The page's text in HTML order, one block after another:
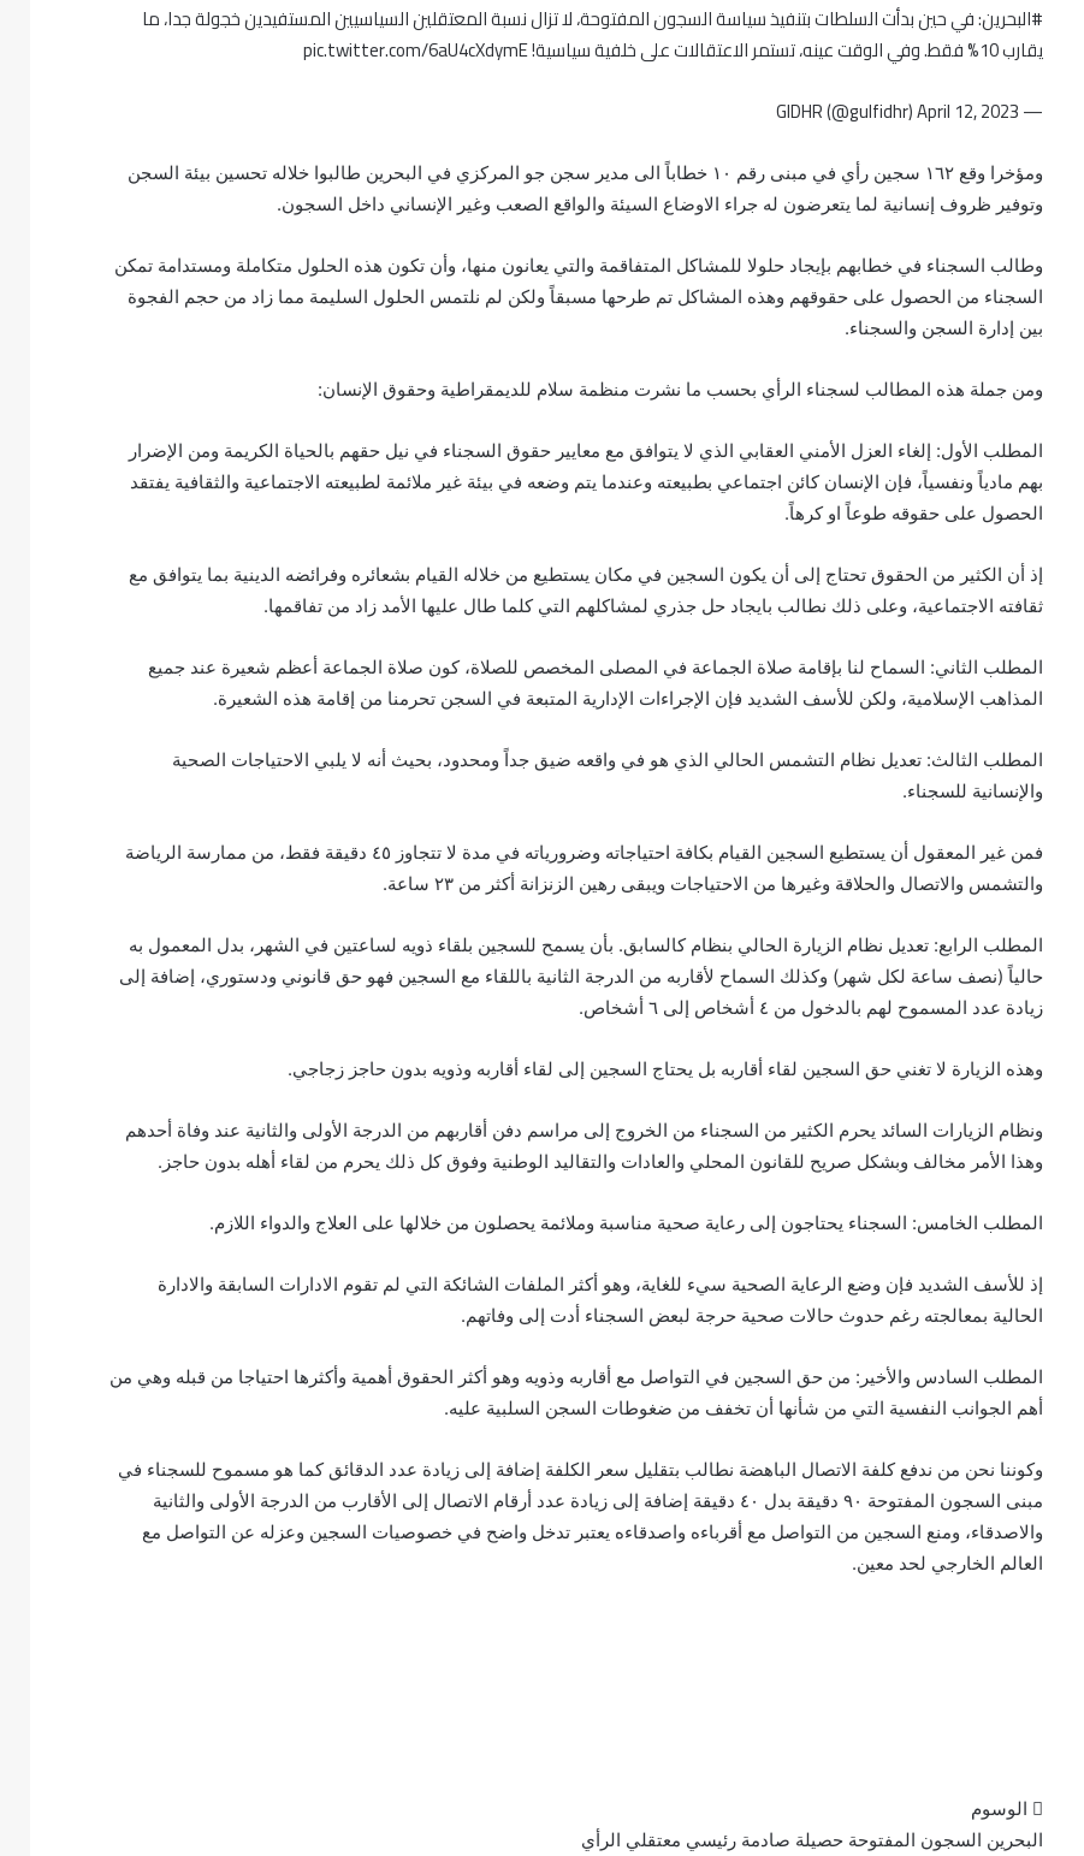
#البحرين: في حين بدأت السلطات بتنفيذ سياسة السجون المفتوحة، لا تزال نسبة المعتقلين السياسيين المستفيدين خجولة جدا، ما
يقارب 10% فقط. وفي الوقت عينه، تستمر الاعتقالات على خلفية سياسية!
pic.twitter.com/6aU4cXdymE
— GIDHR (@gulfidhr)
April 12, 2023
ومؤخرا وقع ١٦٢ سجين رأي في مبنى رقم ١٠ خطاباً الى مدير سجن جو المركزي في البحرين طالبوا خلاله تحسين بيئة السجن
وتوفير ظروف إنسانية لما يتعرضون له جراء الاوضاع السيئة والواقع الصعب وغير الإنساني داخل السجون.
وطالب السجناء في خطابهم بإيجاد حلولا للمشاكل المتفاقمة والتي يعانون منها، وأن تكون هذه الحلول متكاملة ومستدامة تمكن
السجناء من الحصول على حقوقهم وهذه المشاكل تم طرحها مسبقاً ولكن لم نلتمس الحلول السليمة مما زاد من حجم الفجوة
بين إدارة السجن والسجناء.
ومن جملة هذه المطالب لسجناء الرأي بحسب ما نشرت منظمة سلام للديمقراطية وحقوق الإنسان:
المطلب الأول: إلغاء العزل الأمني العقابي الذي لا يتوافق مع معايير حقوق السجناء في نيل حقهم بالحياة الكريمة ومن الإضرار
بهم مادياً ونفسياً، فإن الإنسان كائن اجتماعي بطبيعته وعندما يتم وضعه في بيئة غير ملائمة لطبيعته الاجتماعية والثقافية يفتقد
الحصول على حقوقه طوعاً او كرهاً.
إذ أن الكثير من الحقوق تحتاج إلى أن يكون السجين في مكان يستطيع من خلاله القيام بشعائره وفرائضه الدينية بما يتوافق مع
ثقافته الاجتماعية، وعلى ذلك نطالب بايجاد حل جذري لمشاكلهم التي كلما طال عليها الأمد زاد من تفاقمها.
المطلب الثاني: السماح لنا بإقامة صلاة الجماعة في المصلى المخصص للصلاة، كون صلاة الجماعة أعظم شعيرة عند جميع
المذاهب الإسلامية، ولكن للأسف الشديد فإن الإجراءات الإدارية المتبعة في السجن تحرمنا من إقامة هذه الشعيرة.
المطلب الثالث: تعديل نظام التشمس الحالي الذي هو في واقعه ضيق جداً ومحدود، بحيث أنه لا يلبي الاحتياجات الصحية
والإنسانية للسجناء.
فمن غير المعقول أن يستطيع السجين القيام بكافة احتياجاته وضرورياته في مدة لا تتجاوز ٤٥ دقيقة فقط، من ممارسة الرياضة
والتشمس والاتصال والحلاقة وغيرها من الاحتياجات ويبقى رهين الزنزانة أكثر من ٢٣ ساعة.
المطلب الرابع: تعديل نظام الزيارة الحالي بنظام كالسابق. بأن يسمح للسجين بلقاء ذويه لساعتين في الشهر، بدل المعمول به
حالياً (نصف ساعة لكل شهر) وكذلك السماح لأقاربه من الدرجة الثانية باللقاء مع السجين فهو حق قانوني ودستوري، إضافة إلى
زيادة عدد المسموح لهم بالدخول من ٤ أشخاص إلى ٦ أشخاص.
وهذه الزيارة لا تغني حق السجين لقاء أقاربه بل يحتاج السجين إلى لقاء أقاربه وذويه بدون حاجز زجاجي.
ونظام الزيارات السائد يحرم الكثير من السجناء من الخروج إلى مراسم دفن أقاربهم من الدرجة الأولى والثانية عند وفاة أحدهم
وهذا الأمر مخالف وبشكل صريح للقانون المحلي والعادات والتقاليد الوطنية وفوق كل ذلك يحرم من لقاء أهله بدون حاجز.
المطلب الخامس: السجناء يحتاجون إلى رعاية صحية مناسبة وملائمة يحصلون من خلالها على العلاج والدواء اللازم.
إذ للأسف الشديد فإن وضع الرعاية الصحية سيء للغاية، وهو أكثر الملفات الشائكة التي لم تقوم الادارات السابقة والادارة
الحالية بمعالجته رغم حدوث حالات صحية حرجة لبعض السجناء أدت إلى وفاتهم.
المطلب السادس والأخير: من حق السجين في التواصل مع أقاربه وذويه وهو أكثر الحقوق أهمية وأكثرها احتياجا من قبله وهي من
أهم الجوانب النفسية التي من شأنها أن تخفف من ضغوطات السجن السلبية عليه.
وكوننا نحن من ندفع كلفة الاتصال الباهضة نطالب بتقليل سعر الكلفة إضافة إلى زيادة عدد الدقائق كما هو مسموح للسجناء في
مبنى السجون المفتوحة ٩٠ دقيقة بدل ٤٠ دقيقة إضافة إلى زيادة عدد أرقام الاتصال إلى الأقارب من الدرجة الأولى والثانية
والاصدقاء، ومنع السجين من التواصل مع أقرباءه واصدقاءه يعتبر تدخل واضح في خصوصيات السجين وعزله عن التواصل مع
العالم الخارجي لحد معين.
الوسوم
البحرين السجون المفتوحة حصيلة صادمة رئيسي معتقلي الرأي